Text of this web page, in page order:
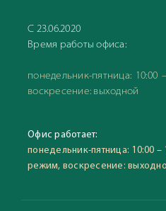
С 23.06.2020
Время работы офиса:
понедельник-пятница: 10:00
воскресение: выходной
Офис работает:
понедельник-пятница: 10:00
режим, воскресение: